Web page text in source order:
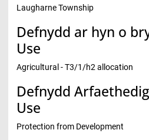
Laugharne Township
Defnydd ar hyn o
Use
Agricultural - T3/1/h2 allocation
Defnydd
Use
Protection from Development